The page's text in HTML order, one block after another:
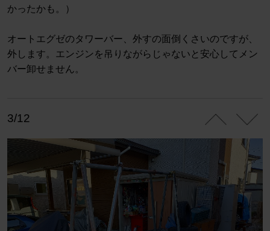
かったかも。）
オートエグゼのタワーバー、外すの面倒くさいのですが、
外します。エンジンを吊りながらじゃないと安心してメン
バー卸せません。
3/12